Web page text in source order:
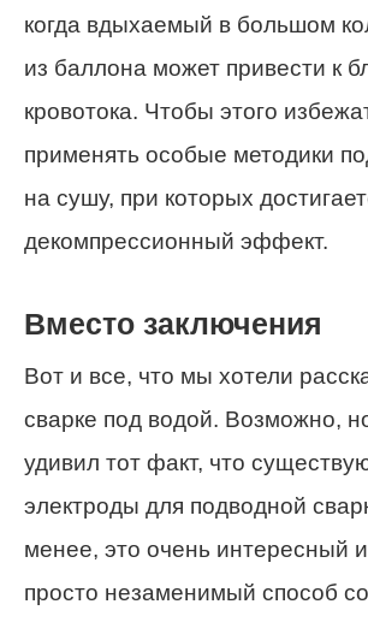
когда вдыхаемый в большом
из баллона может привести к
кровотока. Чтобы этого
применять особые методики
на сушу, при которых
декомпрессионный эффект.
Вместо заключения
Вот и все, что мы хотели
сварке под водой. Возможно,
удивил тот факт, что
электроды для подводной
менее, это очень интересный
просто незаменимый способ